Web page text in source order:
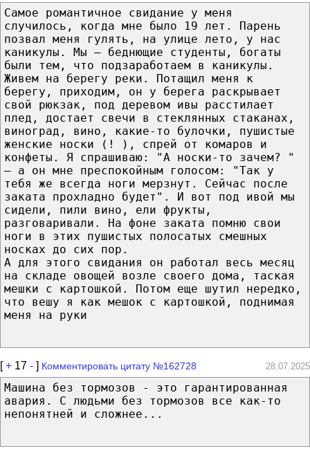
Самое романтичное свидание у меня
случилось, когда мне было 19 лет. Парень
позвал меня гулять, на улице лето, у нас
каникулы. Мы — беднющие студенты, богаты
были тем, что подзаработаем в каникулы.
Живем на берегу реки. Потащил меня к
берегу, приходим, он у берега раскрывает
свой рюкзак, под деревом ивы расстилает
плед, достает свечи в стеклянных стаканах,
виноград, вино, какие-то булочки, пушистые
женские носки (! ), спрей от комаров и
конфеты. Я спрашиваю: "А носки-то зачем? "
— а он мне преспокойным голосом: "Так у
тебя же всегда ноги мерзнут. Сейчас после
заката прохладно будет". И вот под ивой мы
сидели, пили вино, ели фрукты,
разговаривали. На фоне заката помню свои
ноги в этих пушистых полосатых смешных
носках до сих пор.
А для этого свидания он работал весь месяц
на складе овощей возле своего дома, таская
мешки с картошкой. Потом еще шутил нередко,
что вешу я как мешок с картошкой, поднимая
меня на руки
[+ 17 - ] Комментировать цитату №162728 28.07.2025
Машина без тормозов - это гарантированная
авария. С людьми без тормозов все как-то
непонятней и сложнее...